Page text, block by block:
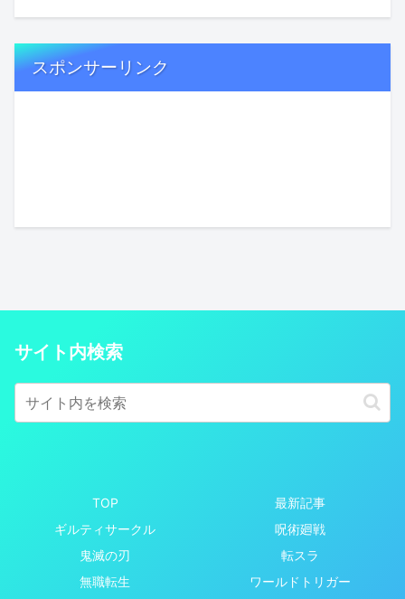
スポンサーリンク
サイト内検索
TOP
最新記事
ギルティサークル
呪術廻戦
鬼滅の刃
転スラ
無職転生
ワールドトリガー